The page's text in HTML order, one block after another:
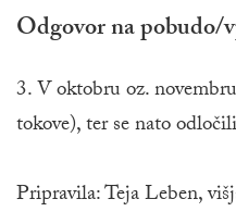
Odgovor na pobudo/
3. V oktobru oz.
tokove), ter se nato
Pripravila: Teja Leben,